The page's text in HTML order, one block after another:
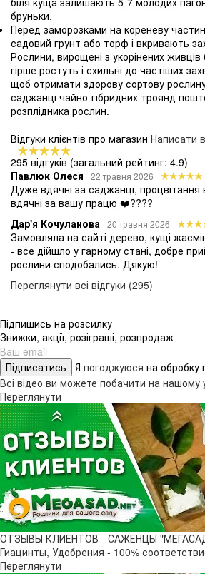
бруньки.
Перед заморозками на кореневу
садовий грунт або торф і вкривають
Рослини, вирощені з укорінених
гірше ростуть і схильні до частіших
щоб отримати здорову сортову
саджанці чайно-гібридних троянд
розплідника рослин.
Відгуки клієнтів про магазин Написати
295 відгуків (загальний рейтинг: 4.9)
Павлюк Олеся
22 травня 2026
Дуже вдячні за саджанці,
вдячні за вашу працю ❤️????
Дар'я Кочуланова 20 травня 2026
Замовляла на сайті дерево, кущі
- все дійшло у гарному стані, добре
рослини сподобались. Дякую!
Переглянути всі відгуки (295)
Підпишись на розсилку
Знижки, акції, розіграші, розпродаж
Підписатись Я погоджуюся на обробку
Всі відео ви можете побачити на нашому
Переглянути
ОТЗЫВЫ КЛИЕНТОВ - САЖЕНЦЫ
Гиацинты, Удобрения - 100%
Переглянути